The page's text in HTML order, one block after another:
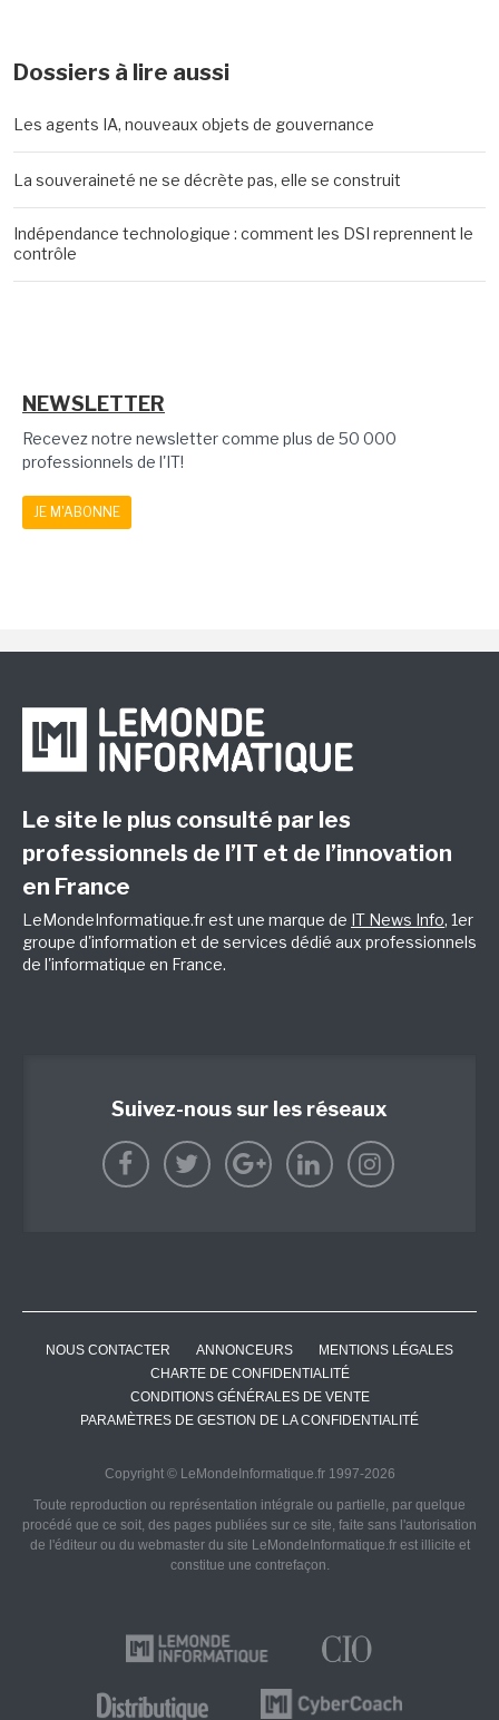
Dossiers à lire aussi
Les agents IA, nouveaux objets de gouvernance
La souveraineté ne se décrète pas, elle se construit
Indépendance technologique : comment les DSI reprennent le
contrôle
NEWSLETTER
Recevez notre newsletter comme plus de 50 000
professionnels de l'IT!
JE M'ABONNE
Le site le plus consulté par les
professionnels de l’IT et de l’innovation
en France
LeMondeInformatique.fr est une marque de IT News Info, 1er
groupe d'information et de services dédié aux professionnels
de l'informatique en France.
Suivez-nous sur les réseaux
NOUS CONTACTER ANNONCEURS
MENTIONS LÉGALES
CHARTE DE CONFIDENTIALITÉ
CONDITIONS GÉNÉRALES DE VENTE
PARAMÈTRES DE GESTION DE LA CONFIDENTIALITÉ
Copyright © LeMondeInformatique.fr 1997-2026
Toute reproduction ou représentation intégrale ou partielle, par quelque
procédé que ce soit, des pages publiées sur ce site, faite sans l'autorisation
de l'éditeur ou du webmaster du site LeMondeInformatique.fr est illicite et
constitue une contrefaçon.